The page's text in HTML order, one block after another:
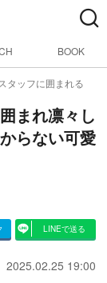
BOOK
タッフに囲まれる
まれ凛々し
らない可愛
LINEで送る
2025.02.25 19:00